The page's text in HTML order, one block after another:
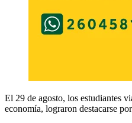
El 29 de agosto, los estudiantes
economía, lograron destacarse